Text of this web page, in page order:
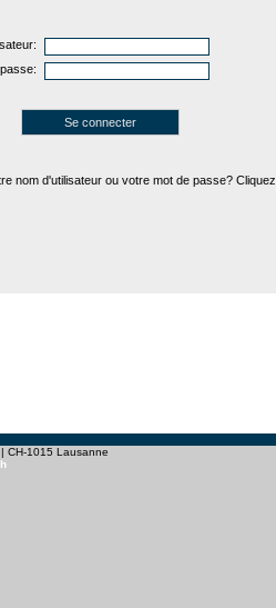
nom d'utilisateur ou votre mot de passe? Cliquez
CH-1015 Lausanne